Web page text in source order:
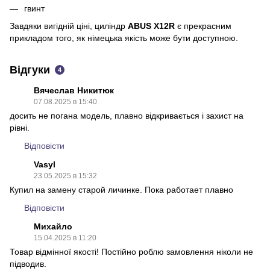
гвинт
Завдяки вигідній ціні, циліндр ABUS X12R є прекрасним
прикладом того, як німецька якість може бути доступною.
Відгуки 4
Вячеслав Никитюк
07.08.2025 в 15:40
досить не погана модель, плавно відкривається і захист на
рівні.
Відповісти
Vasyl
23.05.2025 в 15:32
Купил на замену старой личинке. Пока работает плавно
Відповісти
Михайло
15.04.2025 в 11:20
Товар відмінної якості! Постійно роблю замовлення ніколи не
підводив.